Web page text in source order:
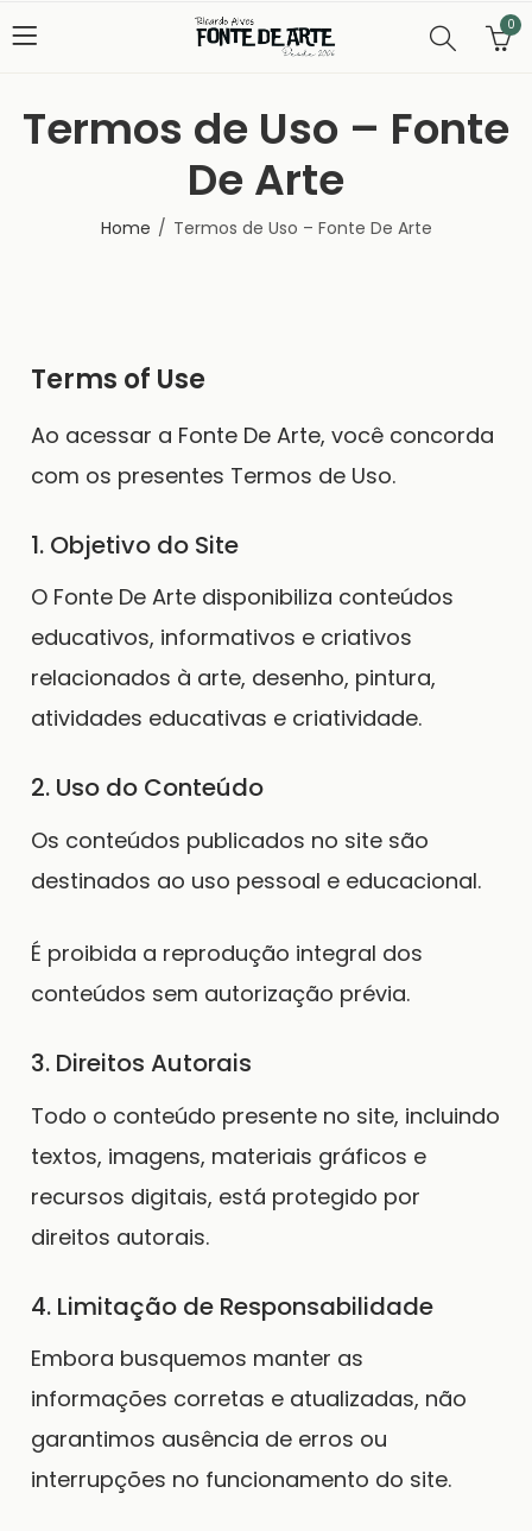
0
Termos de Uso – Fonte
De Arte
Home Termos de Uso – Fonte De Arte
Terms of Use
Ao acessar a Fonte De Arte, você concorda
com os presentes Termos de Uso.
1. Objetivo do Site
O Fonte De Arte disponibiliza conteúdos
educativos, informativos e criativos
relacionados à arte, desenho, pintura,
atividades educativas e criatividade.
2. Uso do Conteúdo
Os conteúdos publicados no site são
destinados ao uso pessoal e educacional.
É proibida a reprodução integral dos
conteúdos sem autorização prévia.
3. Direitos Autorais
Todo o conteúdo presente no site, incluindo
textos, imagens, materiais gráficos e
recursos digitais, está protegido por
direitos autorais.
4. Limitação de Responsabilidade
Embora busquemos manter as
informações corretas e atualizadas, não
garantimos ausência de erros ou
interrupções no funcionamento do site.